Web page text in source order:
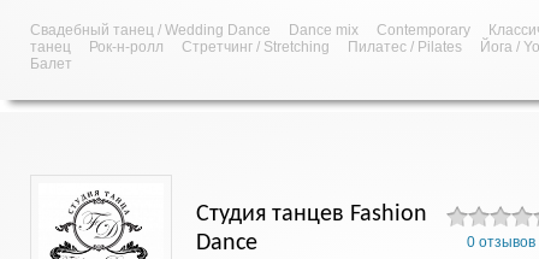
Свадебный танец / Wedding Dance Dance mix Contemporary
танец
Рок-н-ролл Стретчинг / Stretching Пилатес / Pilates
Йога /
Балет
Студия танцев Fashion
Dance
0 отзывов